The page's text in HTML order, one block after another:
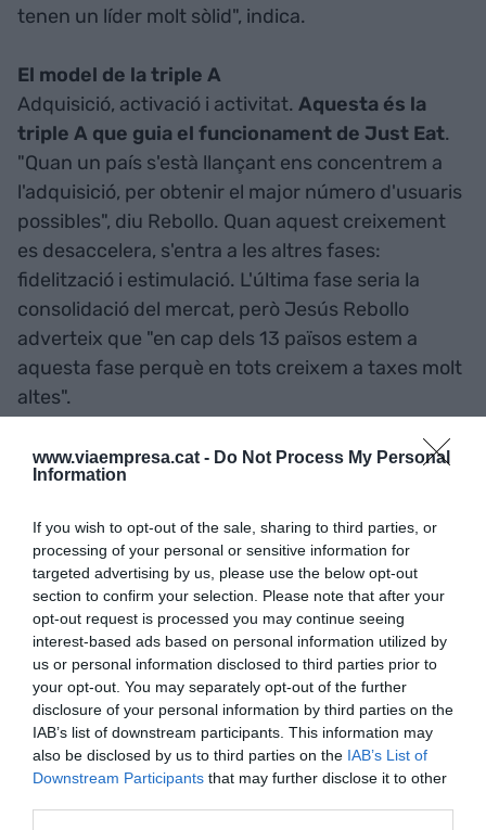
www.viaempresa.cat - Do Not Process My Personal
Information
If you wish to opt-out of the sale, sharing to third parties, or
processing of your personal or sensitive information for
targeted advertising by us, please use the below opt-out
section to confirm your selection. Please note that after your
opt-out request is processed you may continue seeing
interest-based ads based on personal information utilized by
us or personal information disclosed to third parties prior to
your opt-out. You may separately opt-out of the further
disclosure of your personal information by third parties on the
IAB’s list of downstream participants. This information may
also be disclosed by us to third parties on the IAB’s List of
Downstream Participants that may further disclose it to other
tenen un líder molt sòlid", indica.
El model de la triple A
Adquisició, activació i activitat. Aquesta és la
triple A que guia el funcionament de Just Eat.
"Quan un país s'està llançant ens concentrem a
l'adquisició, per obtenir el major número d'usuaris
possibles", diu Rebollo. Quan aquest creixement
es desaccelera, s'entra a les altres fases:
fidelització i estimulació. L'última fase seria la
consolidació del mercat, però Jesús Rebollo
adverteix que "en cap dels 13 països estem a
aquesta fase perquè en tots creixem a taxes molt
altes".
Pel dirigent de la companyia, es tracta d'un
model molt senzill que ens dóna molta
Just Eat tenen clar que el seu negoci no és cuinar,
sinó ser elmarketplaceon es trobin consumidors i
restaurants. Per cada comanda, s'emporten una
comissió fixa que es troba entre el 10 i el 12%,
sense que Rebollo en vulgui precisar la xifra
exacta.
"Donem varietat, tots els restaurants tenen un
datàfon on reben la comanda ien 30 o 40 minuts
s'entrega a l'usuari. L'únic que requereix el